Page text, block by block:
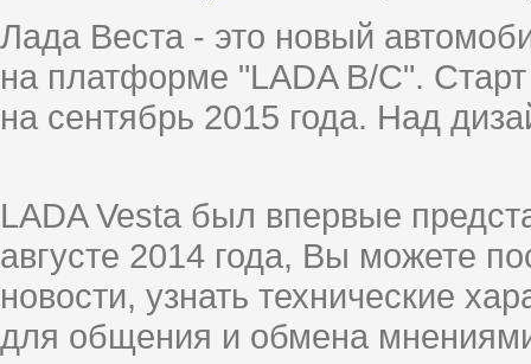
Лада Веста - это новый
на платформе "LADA B/C".
на сентябрь 2015 года. Над
LADA Vesta был впервые
августе 2014 года, Вы можете
новости, узнать технические
для общения и обмена